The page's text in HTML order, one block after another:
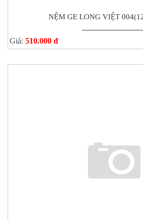
NỆM GE LONG VIỆT
Giá: 510.000 đ